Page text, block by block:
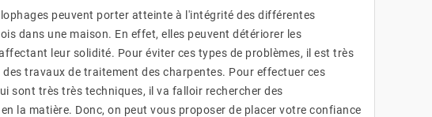
peuvent porter atteinte à l'intégrité des différentes
dans une maison. En effet, elles peuvent détériorer les
leur solidité. Pour éviter ces types de problèmes, il est très
des travaux de traitement des charpentes. Pour effectuer ces
sont très très techniques, il va falloir rechercher des
la matière. Donc, on peut vous proposer de placer votre confiance